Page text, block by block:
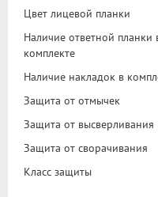
Цвет лицевой планки
Наличие ответной планки
комплекте
Наличие накладок в
Защита от отмычек
Защита от высверливания
Защита от сворачивания
Класс защиты